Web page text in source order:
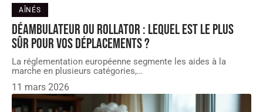
AÎNÉS
Déambulateur ou rollator : lequel est le plus
sûr pour vos déplacements ?
La réglementation européenne segmente les aides à la
marche en plusieurs catégories,…
11 mars 2026